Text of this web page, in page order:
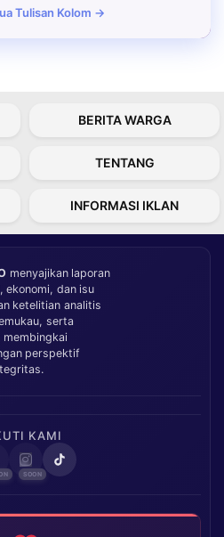
Tulisan Kolom →
BERITA WARGA
TENTANG
INFORMASI IKLAN
menyajikan laporan
ekonomi, dan isu
ketelitian analitis
serta
perspektif
KAMI